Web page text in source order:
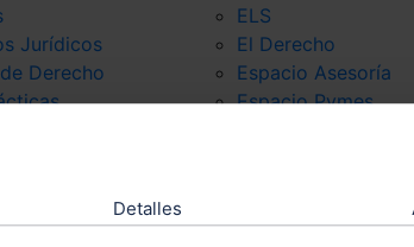
Detalles
Jurídicos
Derecho
ELS
El Derecho
Espacio Asesoría
Espacio Pymes